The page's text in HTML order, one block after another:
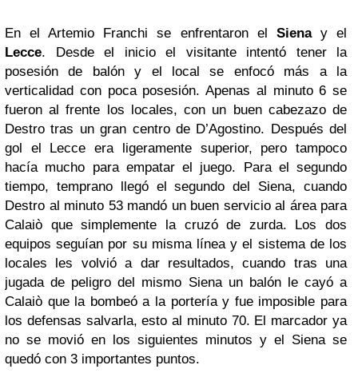
En el Artemio Franchi se enfrentaron el Sienay el
Lecce. Desde el inicio el visitante intentó tener la
posesión de balón y el local se enfocó más a la
verticalidad con poca posesión. Apenas al minuto 6 se
fueron al frente los locales, con un buen cabezazo de
Destro tras un gran centro de D’Agostino. Después del
gol el Lecce era ligeramente superior, pero tampoco
hacía mucho para empatar el juego. Para el segundo
tiempo, temprano llegó el segundo del Siena, cuando
Destro al minuto 53 mandó un buen servicio al área para
Calaiò que simplemente la cruzó de zurda. Los dos
equipos seguían por su misma línea y el sistema de los
locales les volvió a dar resultados, cuando tras una
jugada de peligro del mismo Siena un balón le cayó a
Calaiò que la bombeó a la portería y fue imposible para
los defensas salvarla, esto al minuto 70. El marcador ya
no se movió en los siguientes minutos y el Siena se
quedó con 3 importantes puntos.